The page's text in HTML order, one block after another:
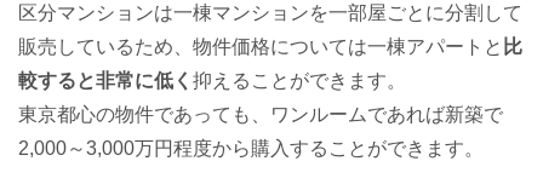
区分マンションは一棟マンションを一部屋ごとに分割して
販売しているため、物件価格については一棟アパートと 比
較すると非常に低く 抑えることができます。
東京都心の物件であっても、ワンルームであれば新築で
2,000～3,000万円程度から購入することができます。